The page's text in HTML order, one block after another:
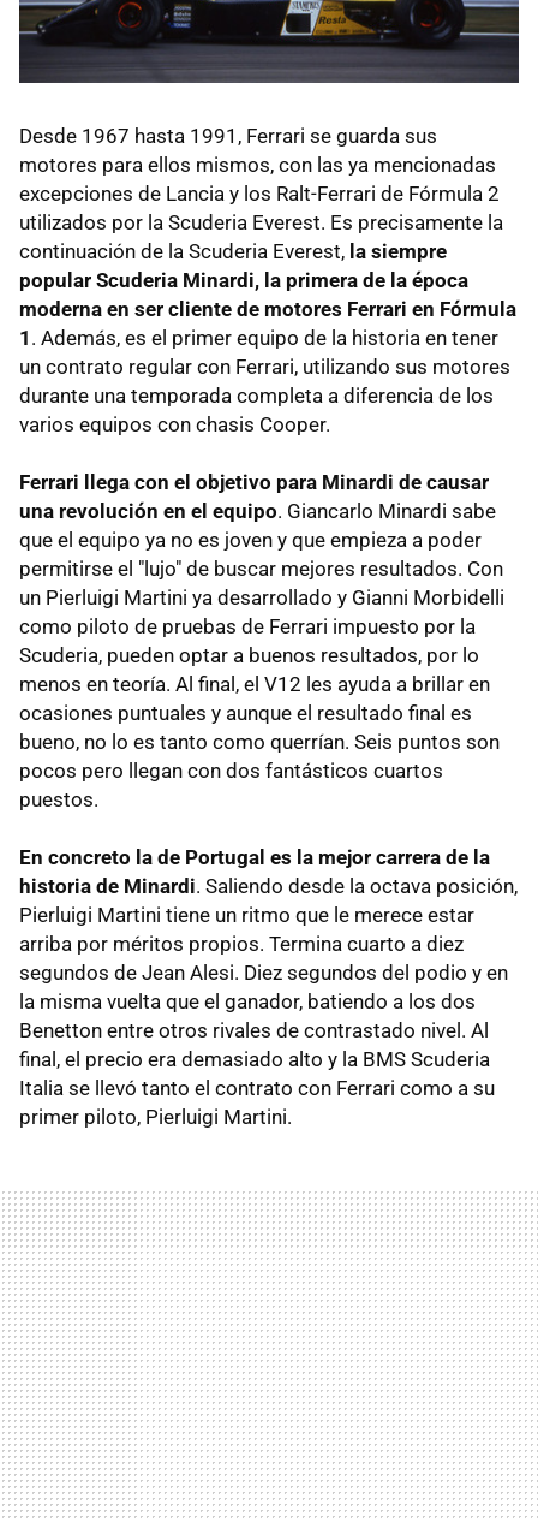
Desde 1967 hasta 1991, Ferrari se guarda sus
motores para ellos mismos, con las ya mencionadas
excepciones de Lancia y los Ralt-Ferrari de Fórmula 2
utilizados por la Scuderia Everest. Es precisamente la
continuación de la Scuderia Everest, la siempre
popular Scuderia Minardi, la primera de la época
moderna en ser cliente de motores Ferrari en Fórmula
1 . Además, es el primer equipo de la historia en tener
un contrato regular con Ferrari, utilizando sus motores
durante una temporada completa a diferencia de los
varios equipos con chasis Cooper.
Ferrari llega con el objetivo para Minardi de causar
una revolución en el equipo. Giancarlo Minardi sabe
que el equipo ya no es joven y que empieza a poder
permitirse el "lujo" de buscar mejores resultados. Con
un Pierluigi Martini ya desarrollado y Gianni Morbidelli
como piloto de pruebas de Ferrari impuesto por la
Scuderia, pueden optar a buenos resultados, por lo
menos en teoría. Al final, el V12 les ayuda a brillar en
ocasiones puntuales y aunque el resultado final es
bueno, no lo es tanto como querrían. Seis puntos son
pocos pero llegan con dos fantásticos cuartos
puestos.
En concreto la de Portugal es la mejor carrera de la
historia de Minardi. Saliendo desde la octava posición,
Pierluigi Martini tiene un ritmo que le merece estar
arriba por méritos propios. Termina cuarto a diez
segundos de Jean Alesi. Diez segundos del podio y en
la misma vuelta que el ganador, batiendo a los dos
Benetton entre otros rivales de contrastado nivel. Al
final, el precio era demasiado alto y la BMS Scuderia
Italia se llevó tanto el contrato con Ferrari como a su
primer piloto, Pierluigi Martini.